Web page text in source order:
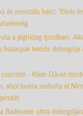
és mentális harc: Tőkés
a jéghideg fjordban:
házaspár kettős dobogója
- Klein Dávid
ahol lavina sodorta el
a Badwater ultra